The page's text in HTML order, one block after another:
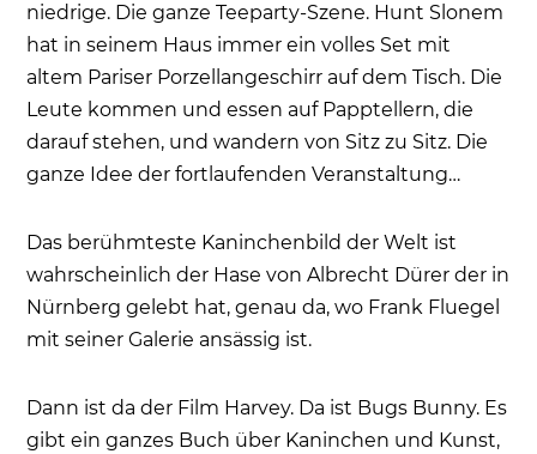
niedrige. Die ganze Teeparty-Szene. Hunt Slonem
hat in seinem Haus immer ein volles Set mit
altem Pariser Porzellangeschirr auf dem Tisch. Die
Leute kommen und essen auf Papptellern, die
darauf stehen, und wandern von Sitz zu Sitz. Die
ganze Idee der fortlaufenden Veranstaltung…
Das berühmteste Kaninchenbild der Welt ist
wahrscheinlich der Hase von Albrecht Dürer der in
Nürnberg gelebt hat, genau da, wo Frank Fluegel
mit seiner Galerie ansässig ist.
Dann ist da der Film Harvey. Da ist Bugs Bunny. Es
gibt ein ganzes Buch über Kaninchen und Kunst,